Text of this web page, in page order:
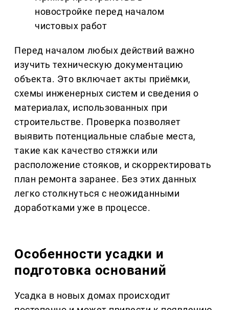
новостройке перед началом
чистовых работ
Перед началом любых действий важно
изучить техническую документацию
объекта. Это включает акты приёмки,
схемы инженерных систем и сведения о
материалах, использованных при
строительстве. Проверка позволяет
выявить потенциальные слабые места,
такие как качество стяжки или
расположение стояков, и скорректировать
план ремонта заранее. Без этих данных
легко столкнуться с неожиданными
доработками уже в процессе.
Особенности усадки и
подготовка оснований
Усадка в новых домах происходит